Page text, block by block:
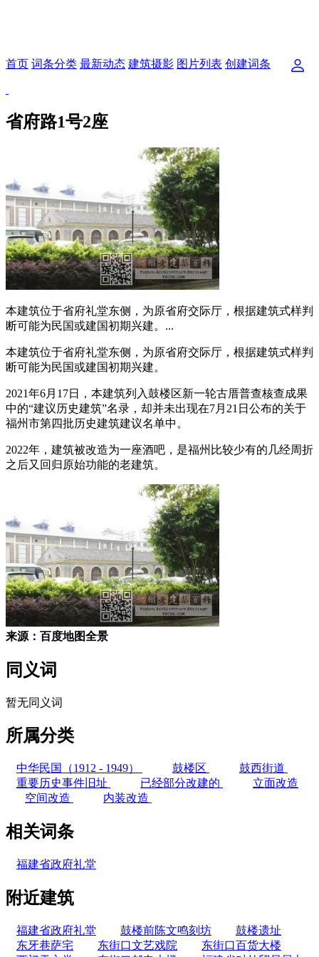
首页 词条分类 最新动态 建筑摄影 图片列表 创建词条
省府路1号2座
本建筑位于省府礼堂东侧，为原省府交际厅，根据建筑式样判
断可能为民国或建国初期兴建。...
本建筑位于省府礼堂东侧，为原省府交际厅，根据建筑式样判
断可能为民国或建国初期兴建。
2021年6月17日，本建筑列入鼓楼区新一轮古厝普查核查成果
中的“建议历史建筑”名录，却并未出现在7月21日公布的关于
福州市第四批历史建筑建议名单中。
2022年，建筑被改造为一座酒吧，是福州比较少有的几经周折
之后又回归原始功能的老建筑。
来源：百度地图全景
同义词
暂无同义词
所属分类
中华民国（1912 - 1949） 鼓楼区
鼓西街道
重要历史事件旧址
已经部分改建的
立面改造
空间改造
内装改造
相关词条
福建省政府礼堂
附近建筑
福建省政府礼堂 鼓楼前陈文鸣刻坊
鼓楼遗址
东牙巷萨宅
东街口文艺戏院
东街口百货大楼